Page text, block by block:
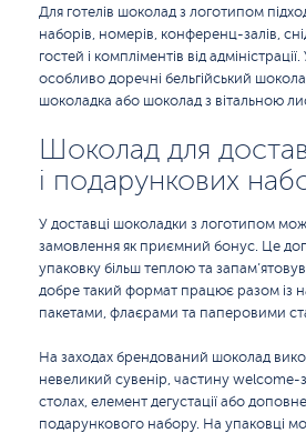
Для готелів шоколад з логотипом
наборів, номерів, конференц-залів,
гостей і компліментів від
особливо доречні бельгійський
шоколадка або шоколад з вітальною
Шоколад для
і подарункових
У доставці шоколадки з логотипом
замовлення як приємний бонус. Це
упаковку більш теплою та
добре такий формат працює разом із
пакетами, флаєрами та паперовими
На заходах брендований шоколад
невеликий сувенір, частину welcome-
столах, елемент дегустації або
подарункового набору. На упаковці